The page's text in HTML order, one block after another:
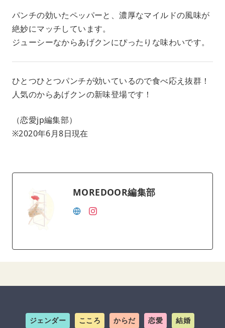
パンチの効いたペッパーと、濃厚なマイルドの風味が
絶妙にマッチしています。
ジューシーなからあげクンにぴったりな味わいです。
ひとつひとつパンチが効いているので食べ応え抜群！
人気のからあげクンの新味登場です！
（恋愛jp編集部）
※2020年6月8日現在
MOREDOOR編集部
ジェンダー こころ からだ 恋愛 結婚